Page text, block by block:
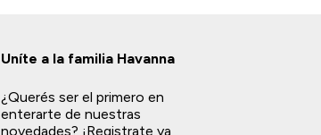
Uníte a la familia Havanna
¿Querés ser el primero en
enterarte de nuestras
novedades? ¡Registrate ya